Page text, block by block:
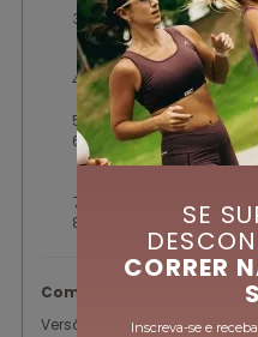
Bolso interno na
chave, cartão ou gel
atrapalhem sua
Barra com elástico
suporte e fixação;
Bojo removível;
Forro com costura
deslocamento do
Logo Refletivo;
Proteção Solar FPU
Composição:
Versão lisa: Poliamida/
SE
CORRER
Inscreva-se e receba